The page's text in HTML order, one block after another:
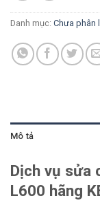
Danh mục: Chưa phân
Mô tả
Dịch vụ sửa
L600 hãng